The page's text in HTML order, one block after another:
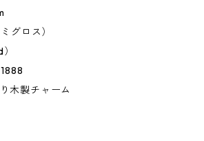
グロス）
木製チャーム